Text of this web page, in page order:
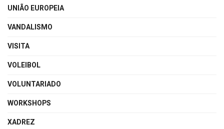
UNIÃO EUROPEIA
VANDALISMO
VISITA
VOLEIBOL
VOLUNTARIADO
WORKSHOPS
XADREZ